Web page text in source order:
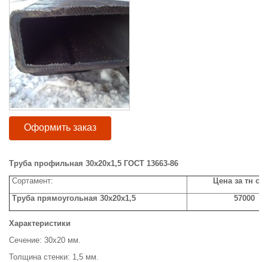
Оформить заказ
Труба профильная 30х20х1,5 ГОСТ 13663-86
Сортамент:
Цена за тн с
Труба прямоугольная 30х20х1,5
57000
Характеристики
Сечение: 30х20 мм.
Толщина стенки: 1,5 мм.